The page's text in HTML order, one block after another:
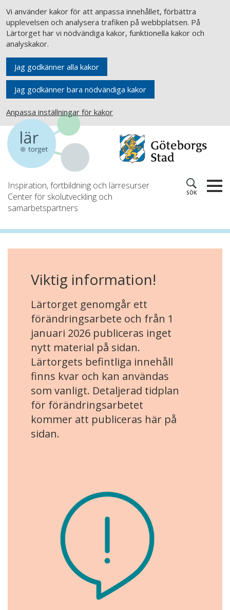
Vi använder kakor för att anpassa innehållet, förbättra
upplevelsen och analysera trafiken på webbplatsen. På
Lärtorget har vi nödvändiga kakor, funktionella kakor och
analyskakor.
Jag godkänner alla kakor
Jag godkänner bara nödvändiga kakor
Anpassa inställningar för kakor
Inspiration, fortbildning och lärresurser
Center för skolutveckling och
samarbetspartners
SÖK
Viktig information!
Lärtorget genomgår ett
förändringsarbete och från 1
januari 2026 publiceras inget
nytt material på sidan.
Lärtorgets befintliga innehåll
finns kvar och kan användas
som vanligt. Detaljerad tidplan
för förändringsarbetet
kommer att publiceras här på
sidan.